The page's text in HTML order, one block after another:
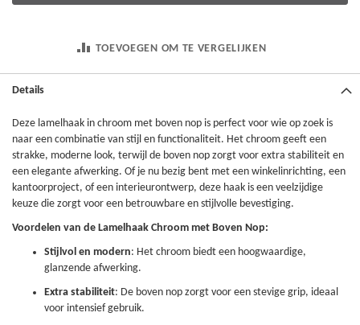
TOEVOEGEN OM TE VERGELIJKEN
Details
Deze lamelhaak in chroom met boven nop is perfect voor wie op zoek is
naar een combinatie van stijl en functionaliteit. Het chroom geeft een
strakke, moderne look, terwijl de boven nop zorgt voor extra stabiliteit en
een elegante afwerking. Of je nu bezig bent met een winkelinrichting, een
kantoorproject, of een interieurontwerp, deze haak is een veelzijdige
keuze die zorgt voor een betrouwbare en stijlvolle bevestiging.
Voordelen van de Lamelhaak Chroom met Boven Nop:
Stijlvol en modern: Het chroom biedt een hoogwaardige,
glanzende afwerking.
Extra stabiliteit: De boven nop zorgt voor een stevige grip, ideaal
voor intensief gebruik.